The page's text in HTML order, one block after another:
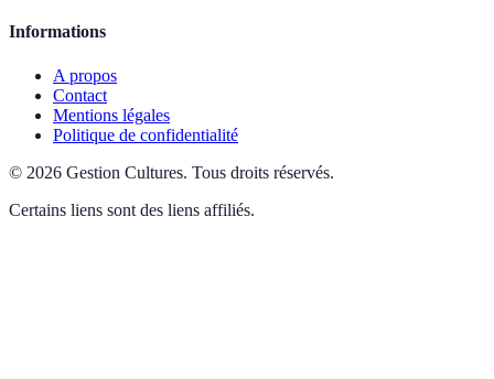
Informations
A propos
Contact
Mentions légales
Politique de confidentialité
© 2026 Gestion Cultures. Tous droits réservés.
Certains liens sont des liens affiliés.